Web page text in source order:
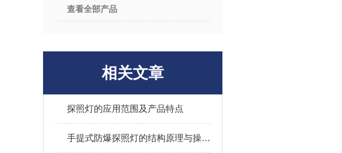
查看全部产品
相关文章
探照灯的应用范围及产品特点
手提式防爆探照灯的结构原理与操作维护全指南